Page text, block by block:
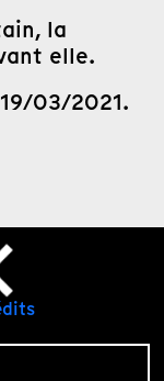
la
elle.
03/2021.